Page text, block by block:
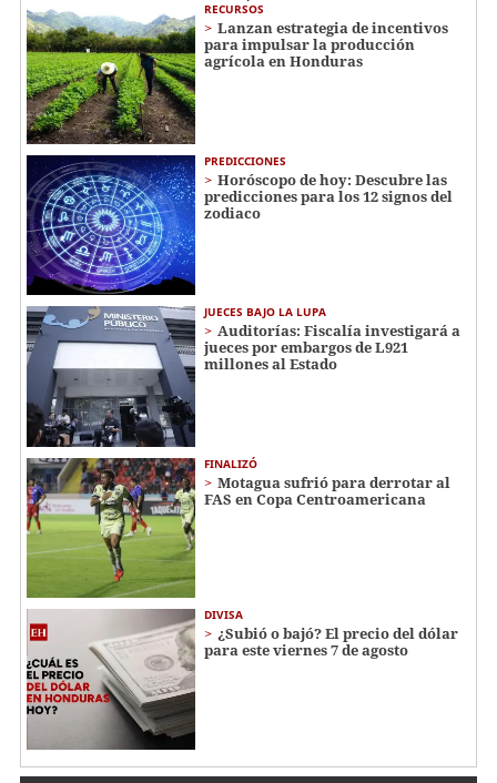
RECURSOS
Lanzan estrategia de incentivos
para impulsar la producción
agrícola en Honduras
PREDICCIONES
Horóscopo de hoy: Descubre las
predicciones para los 12 signos del
zodiaco
JUECES BAJO LA LUPA
Auditorías: Fiscalía investigará a
jueces por embargos de L921
millones al Estado
FINALIZÓ
Motagua sufrió para derrotar al
FAS en Copa Centroamericana
DIVISA
¿Subió o bajó? El precio del dólar
para este viernes 7 de agosto